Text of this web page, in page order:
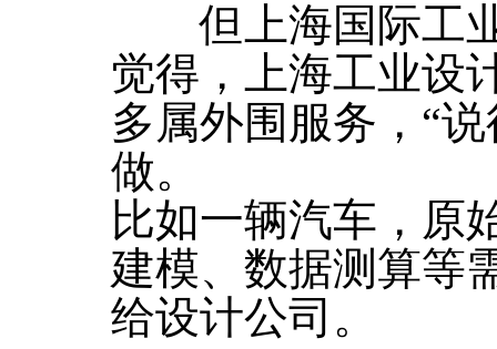
但上海国际工业
觉得，上海工业设
多属外围服务，“
做。
比如一辆汽车，原
建模、数据测算等
给设计公司。